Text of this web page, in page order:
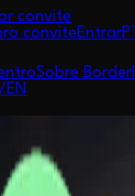
convite
conviteEntrarPT
Sobre
/EN